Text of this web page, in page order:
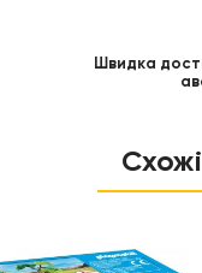
Швидка